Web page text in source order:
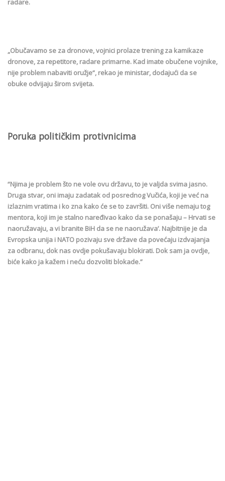
radare.
„Obučavamo se za dronove, vojnici prolaze trening za kamikaze
dronove, za repetitore, radare primarne. Kad imate obučene vojnike,
nije problem nabaviti oružje“, rekao je ministar, dodajući da se
obuke odvijaju širom svijeta.
Poruka političkim protivnicima
“Njima je problem što ne vole ovu državu, to je valjda svima jasno.
Druga stvar, oni imaju zadatak od posrednog Vučića, koji je već na
izlaznim vratima i ko zna kako će se to završiti. Oni više nemaju tog
mentora, koji im je stalno naređivao kako da se ponašaju – Hrvati se
naoružavaju, a vi branite BiH da se ne naoružava’. Najbitnije je da
Evropska unija i NATO pozivaju sve države da povećaju izdvajanja
za odbranu, dok nas ovdje pokušavaju blokirati. Dok sam ja ovdje,
biće kako ja kažem i neću dozvoliti blokade.”